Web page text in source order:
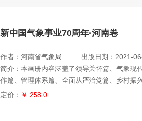
新中国气象事业70周年·河南卷
作者：河南省气象局
出版日期：2021-
简介：本画册内容涵盖了领导关怀篇、气象现
作篇、管理体系篇、全面从严治党篇、乡村振
护和高质量气象保障服务篇。该书精心选录了
定价： ￥ 258.0